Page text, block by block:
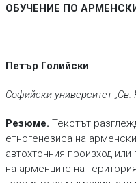
ОБУЧЕНИЕ ПО
Петър Голийски
Софийски университет
Резюме. Текстът
етногенезиса на
автохтонния произход
на арменците на